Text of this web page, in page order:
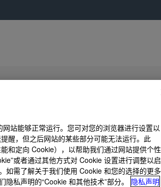
购买选项
站能够正常运行。您可对您的浏览器进行设置以
醒，但之后网站的某些部分可能无法运行。此
和定向 Cookie），以帮助我们通过网站提供个性
或者通过其他方式对 Cookie 设置进行调整以启
如需了解关于我们使用 Cookie 和您的选择的更多
私声明的“Cookie 和其他技术”部分。
隐私声明